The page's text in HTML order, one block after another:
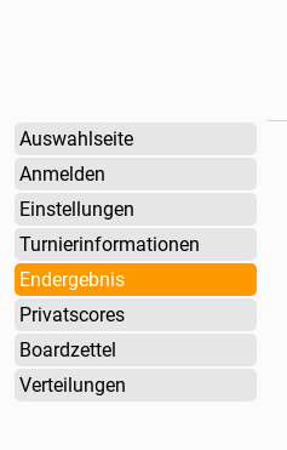
Auswahlseite
Anmelden
Einstellungen
Turnierinformationen
Endergebnis
Privatscores
Boardzettel
Verteilungen